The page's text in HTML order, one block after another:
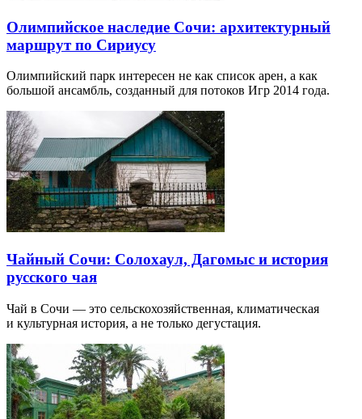
Олимпийское наследие Сочи: архитектурный
маршрут по Сириусу
Олимпийский парк интересен не как список арен, а как
большой ансамбль, созданный для потоков Игр 2014 года.
Чайный Сочи: Солохаул, Дагомыс и история
русского чая
Чай в Сочи — это сельскохозяйственная, климатическая
и культурная история, а не только дегустация.